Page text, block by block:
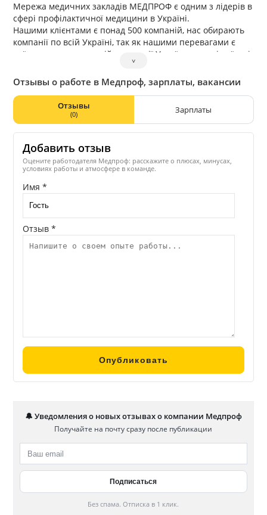
Мережа медичних закладів МЕДПРОФ є одним з лідерів в
сфері профілактичної медицини в Україні.
Нашими клієнтами є понад 500 компаній, нас обирають
компанії по всій Україні, так як нашими перевагами є
виїздна система по всій території України, власні виїздні
мобільні флюорографи, власна лабораторія,
висококваліфіковані спеціалісти.
˅
Отзывы о работе в Медпроф, зарплаты, вакансии
Отзывы
(0) Зарплаты
Добавить отзыв
Оцените работодателя Медпроф: расскажите о плюсах, минусах,
условиях работы и атмосфере в команде.
Имя *
Отзыв *
🔔 Уведомления о новых отзывах о компании Медпроф
Получайте на почту сразу после публикации
Без спама. Отписка в 1 клик.